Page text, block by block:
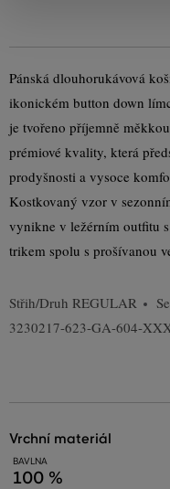
Pánská dlouhorukávová
ikonickém button down
je tvořeno příjemně
prémiové kvality, která
prodyšnosti a vysoce
Kostkovaný vzor v
vynikne v ležérním outfitu
trikem spolu s prošívanou
Střih/Druh REGULAR
3230217-623-GA-604-
vrchní materiál
BAVLNA
100 %